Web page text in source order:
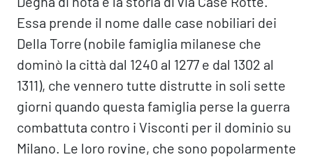
Essa prende il nome dalle case nobiliari dei
Della Torre (nobile famiglia milanese che
dominò la città dal 1240 al 1277 e dal 1302 al
1311), che vennero tutte distrutte in soli sette
giorni quando questa famiglia perse la guerra
combattuta contro i Visconti per il dominio su
Milano. Le loro rovine, che sono popolarmente